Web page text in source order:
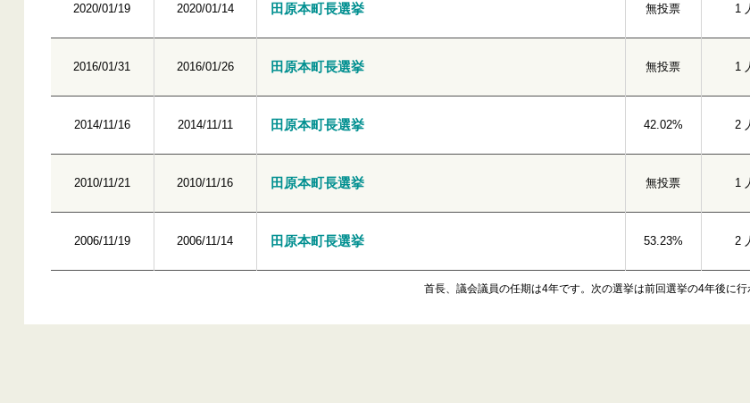
2020/01/19 2020/01/14 田原本町長選挙 無投票 1
2016/01/31 2016/01/26 田原本町長選挙 無投票 1
2014/11/16 2014/11/11 田原本町長選挙 42.02% 2
2010/11/21 2010/11/16 田原本町長選挙 無投票 1
2006/11/19 2006/11/14 田原本町長選挙 53.23% 2
首長、議会議員の任期は4年です。次の選挙は前回選挙の4年後に行